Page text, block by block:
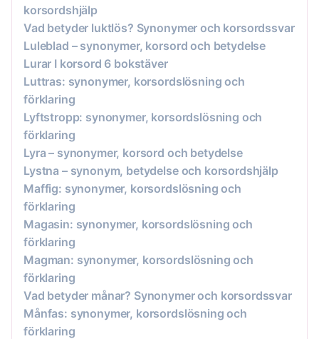
korsordshjälp
Vad betyder luktlös? Synonymer och korsordssvar
Luleblad – synonymer, korsord och betydelse
Lurar I korsord 6 bokstäver
Luttras: synonymer, korsordslösning och
förklaring
Lyftstropp: synonymer, korsordslösning och
förklaring
Lyra – synonymer, korsord och betydelse
Lystna – synonym, betydelse och korsordshjälp
Maffig: synonymer, korsordslösning och
förklaring
Magasin: synonymer, korsordslösning och
förklaring
Magman: synonymer, korsordslösning och
förklaring
Vad betyder månar? Synonymer och korsordssvar
Månfas: synonymer, korsordslösning och
förklaring